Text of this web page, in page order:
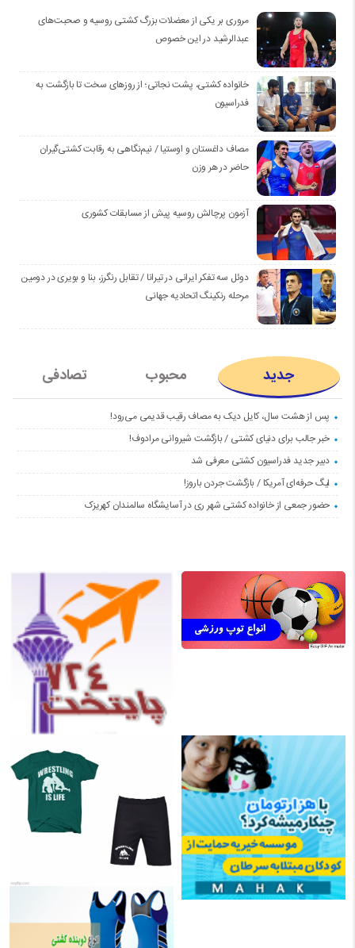
مروری بر یکی از معضلات بزرگ کشتی روسیه و صحبت‌های
عبدالرشید در این خصوص
خانواده کشتی، پشت نجاتی؛ از روزهای سخت تا بازگشت به
فدراسیون
مصاف داغستان و اوستیا / نیم‌نگاهی به رقابت کشتی‌گیران
حاضر در هر وزن
آزمون پرچالش روسیه پیش از مسابقات کشوری
دوئل سه تفکر ایرانی در تیرانا / تقابل رنگرز، بنا و بویری در دومین
مرحله رنکینگ اتحادیه جهانی
جدید محبوب تصادفی
پس از هشت سال، کایل دیک به مصاف رقیب قدیمی می‌رود!
خبر جالب برای دنیای کشتی / بازگشت شیروانی مرادوف!
دبیر جدید فدراسیون کشتی معرفی شد
لیگ حرفه‌ای آمریکا / بازگشت جردن باروز!
حضور جمعی از خانواده کشتی شهر ری در آسایشگاه سالمندان کهریزک